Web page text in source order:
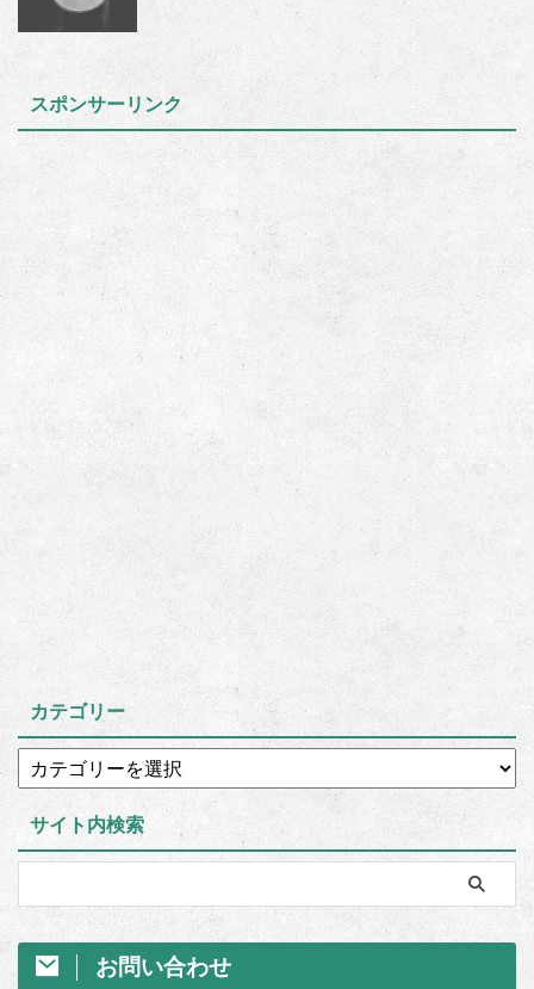
スポンサーリンク
カテゴリー
サイト内検索
お問い合わせ